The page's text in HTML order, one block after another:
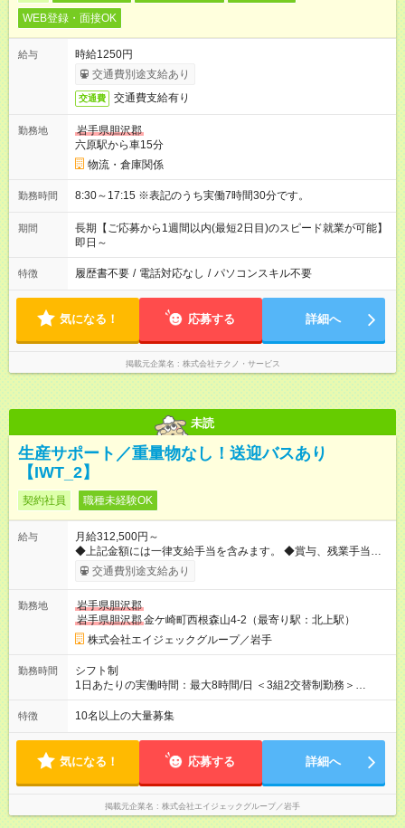
WEB登録・面接OK
給与
時給1250円
交通費別途支給あり
交通費 交通費支給有り
勤務地
岩手県胆沢郡
六原駅から車15分
物流・倉庫関係
勤務時間 8:30～17:15 ※表記のうち実働7時間30分です。
期間
長期【ご応募から1週間以内(最短2日目)のスピード就業が可能】
即日～
特徴 履歴書不要 / 電話対応なし / パソコンスキル不要
気になる！ 応募する 詳細へ
掲載元企業名 株式会社テクノ・サービス
未読
生産サポート／重量物なし！送迎バスあり
【IWT_2】
契約社員 職種未経験OK
給与
月給312,500円～
◆上記金額には一律支給手当を含みます。 ◆賞与、残業手当、休
日出勤手当、深夜手当を支給します。 ◆経験・年齢・能力など
交通費別途支給あり
勤務地
岩手県胆沢郡
岩手県胆沢郡金ケ崎町西根森山4-2（最寄り駅：北上駅）
株式会社エイジェックグループ／岩手
勤務時間
シフト制
1日あたりの実働時間：最大8時間/日 ＜3組2交替制勤務＞
A(1)8:40～19:20 A(2)19:20～6:00 B(1)8:40～18:45 B(2)20:40～
6:45 C(1)8:40～17:30 C(2)20:10～5:00 ◎月平均残業時間20時間
特徴 10名以上の大量募集
気になる！ 応募する 詳細へ
掲載元企業名 株式会社エイジェックグループ／岩手